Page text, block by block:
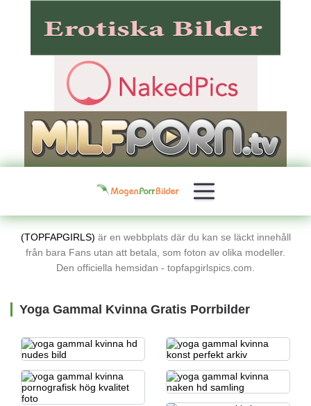
(TOPFAPGIRLS) är en webbplats där du kan se läckt innehåll
från bara Fans utan att betala, som foton av olika modeller.
Den officiella hemsidan - topfapgirlspics.com.
Yoga Gammal Kvinna Gratis Porrbilder